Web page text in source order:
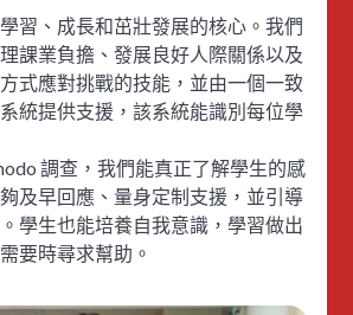
習、成長和茁壯發展的核心。我們
課業負擔、發展良好人際關係以及
式應對挑戰的技能，並由一個一致
統提供支援，該系統能識別每位學
調查，我們能真正了解學生的感
及早回應、量身定制支援，並引導
學生也能培養自我意識，學習做出
要時尋求幫助。